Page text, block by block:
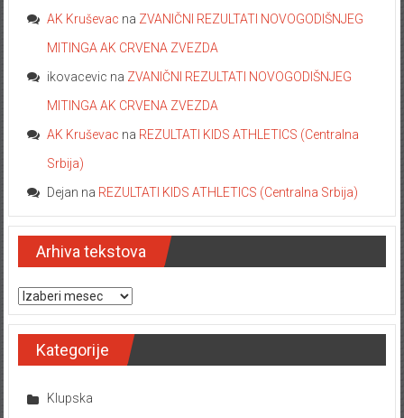
AK Kruševac na ZVANIČNI REZULTATI NOVOGODIŠNJEG
MITINGA AK CRVENA ZVEZDA
ikovacevic na ZVANIČNI REZULTATI NOVOGODIŠNJEG
MITINGA AK CRVENA ZVEZDA
AK Kruševac na REZULTATI KIDS ATHLETICS (Centralna
Srbija)
Dejan na REZULTATI KIDS ATHLETICS (Centralna Srbija)
Arhiva tekstova
Arhiva tekstova
Kategorije
Klupska